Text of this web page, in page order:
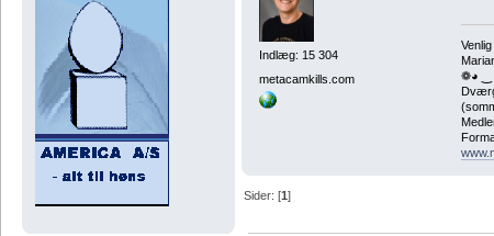
Indlæg: 15 304
metacamkills.com
❁◕ ‿
Sider: [1]